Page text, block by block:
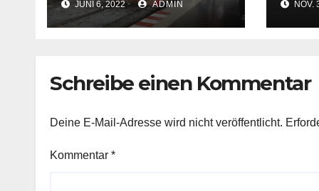
2022 nach Corona-
Einbruch
JUNI 6, 2022 ADMIN NOV.
Schreibe einen Kommentar
Deine E-Mail-Adresse wird nicht veröffentlicht.
Kommentar *